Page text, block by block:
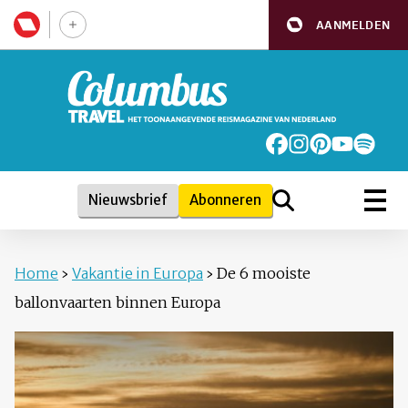
AANMELDEN
Nieuwsbrief Abonneren
Home › Vakantie in Europa › De 6 mooiste
ballonvaarten binnen Europa